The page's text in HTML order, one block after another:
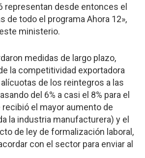
representan desde entonces el
de todo el programa Ahora 12»,
ministerio.
medidas de largo plazo,
la competitividad exportadora
de los reintegros a las
del 6% a casi el 8% para el
el mayor aumento de
la industria manufacturera) y el
de ley de formalización laboral,
con el sector para enviar al